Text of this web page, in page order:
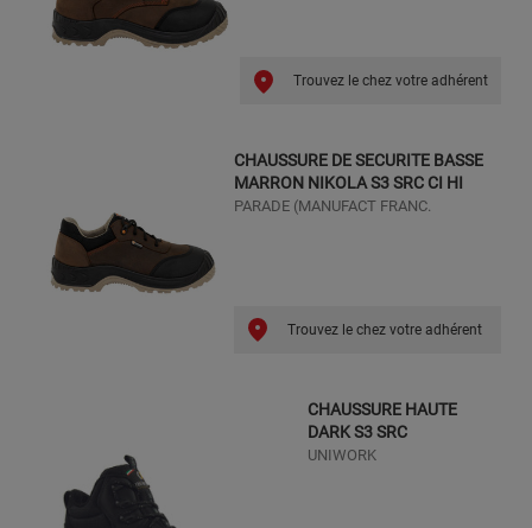
Trouvez le chez votre adhérent
CHAUSSURE DE SECURITE BASSE
MARRON NIKOLA S3 SRC CI HI
PARADE (MANUFACT FRANC.
Trouvez le chez votre adhérent
CHAUSSURE HAUTE
DARK S3 SRC
UNIWORK